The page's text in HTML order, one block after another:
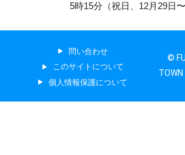
5時15分（祝日、12月29日
問い合わせ
このサイトについて
個人情報保護について
©